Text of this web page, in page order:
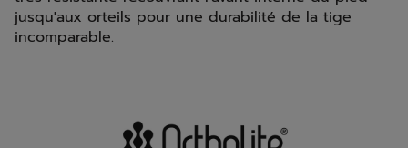
jusqu'aux orteils pour une durabilité de la tige
incomparable.